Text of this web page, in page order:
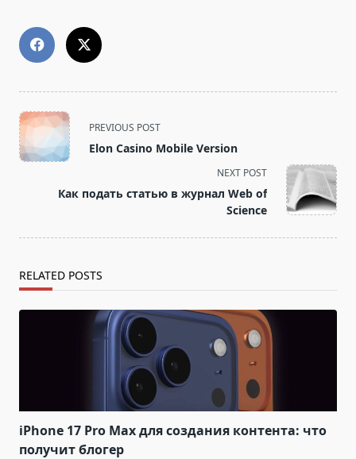
<span
class="nav-
subtitle
reader-
PREVIOUS POST
Elon Casino Mobile Version
NEXT POST
Как подать статью в журнал Web of
Science
RELATED POSTS
iPhone 17 Pro Max для создания контента: что
получит блогер